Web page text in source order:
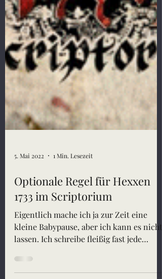
5. Mai 2022 1 Min. Lesezeit
Optionale Regel für Hexxen
1733 im Scriptorium
Eigentlich mache ich ja zur Zeit eine
kleine Babypause, aber ich kann es nicht